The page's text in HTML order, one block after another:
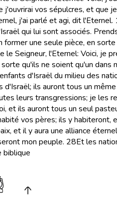
j'ouvrirai vos sépulcres, et que
j'ai parlé et agi, dit l'Eternel.
qui lui sont associés.
une seule pièce, en
le Seigneur, l'Eternel: Voici, je
qu'ils ne soient qu'un dans
d'Israël du milieu des
ils auront tous un
leurs transgressions; je les
et ils auront tous un seul
vos pères; ils y
et il y aura une alliance
mon peuple. 28Et les
biblique